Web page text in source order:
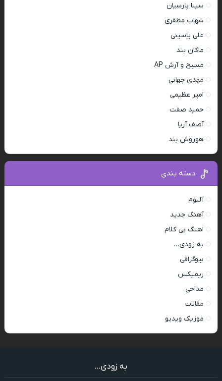
سینا پارسیان
شهاب مظفری
علی یاسینی
ماکان بند
مسیح و آرش AP
مهدی جهانی
امیر عظیمی
حمید صفت
آصف آریا
هوروش بند
دسته بندی
آلبوم
آهنگ جدید
اهنگ بی کلام
به زودی…
بیوگرافی
ریمیکس
مداحی
مقالات
موزیک ویدیو
به زودی...